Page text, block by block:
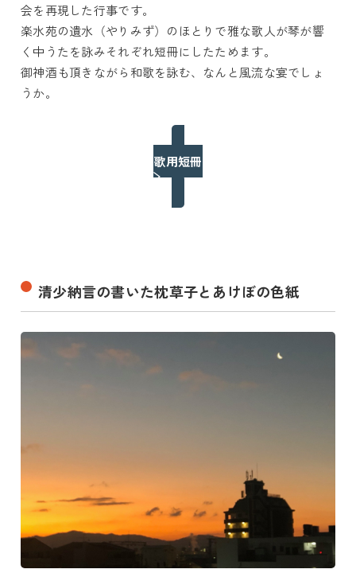
会を再現した行事です。
楽水苑の遺水（やりみず）のほとりで雅な歌人が琴が響
く中うたを詠みそれぞれ短冊にしたためます。
御神酒も頂きながら和歌を詠む、なんと風流な宴でしょ
うか。
歌用短冊
清少納言の書いた枕草子とあけぼの色紙